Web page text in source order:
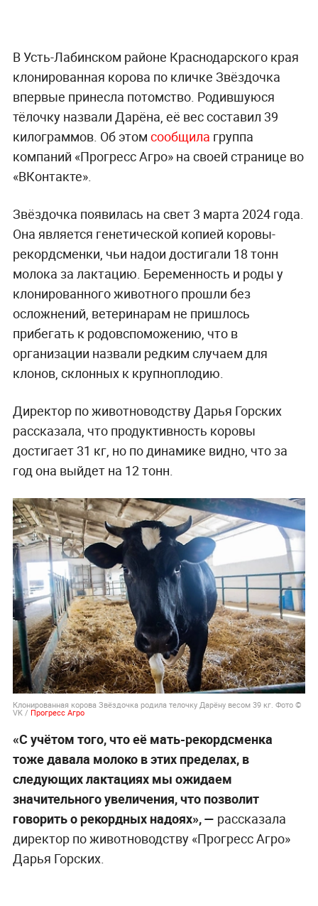
В Усть-Лабинском районе Краснодарского края
клонированная корова по кличке Звёздочка
впервые принесла потомство. Родившуюся
тёлочку назвали Дарёна, её вес составил 39
килограммов. Об этом сообщила группа
компаний «Прогресс Агро» на своей странице во
«ВКонтакте».
Звёздочка появилась на свет 3 марта 2024 года.
Она является генетической копией коровы-
рекордсменки, чьи надои достигали 18 тонн
молока за лактацию. Беременность и роды у
клонированного животного прошли без
осложнений, ветеринарам не пришлось
прибегать к родовспоможению, что в
организации назвали редким случаем для
клонов, склонных к крупноплодию.
Директор по животноводству Дарья Горских
рассказала, что продуктивность коровы
достигает 31 кг, но по динамике видно, что за
год она выйдет на 12 тонн.
Клонированная корова Звёздочка родила телочку Дарёну весом 39 кг. Фото ©
VK / Прогресс Агро
«С учётом того, что её мать-рекордсменка
тоже давала молоко в этих пределах, в
следующих лактациях мы ожидаем
значительного увеличения, что позволит
говорить о рекордных надоях», — рассказала
директор по животноводству «Прогресс Агро»
Дарья Горских.